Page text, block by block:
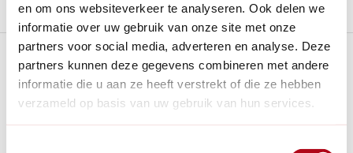
en om ons websiteverkeer te analyseren. Ook delen we
informatie over uw gebruik van onze site met onze
partners voor social media, adverteren en analyse. Deze
partners kunnen deze gegevens combineren met andere
informatie die u aan ze heeft verstrekt of die ze hebben
verzameld op basis van uw gebruik van hun services.
Product video
Plus- en minpunten
oneffen ondergronden.